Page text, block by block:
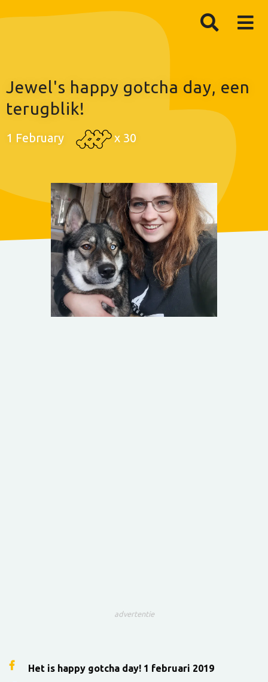
Jewel's happy gotcha day, een
terugblik!
1 February x 30
advertentie
Het is happy gotcha day! 1 februari 2019